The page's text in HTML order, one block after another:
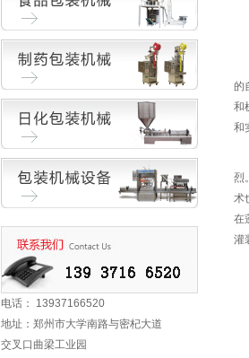
电话： 13937166520
地址：郑州市大学南路与密杞大道
交叉口曲梁工业园
的
和
和
烈
术
在
灌